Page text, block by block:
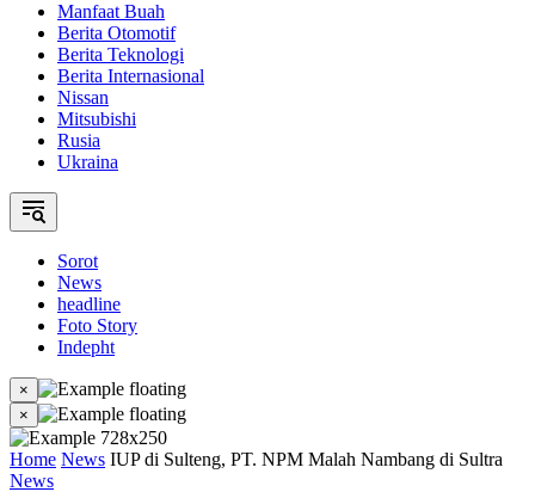
Manfaat Buah
Berita Otomotif
Berita Teknologi
Berita Internasional
Nissan
Mitsubishi
Rusia
Ukraina
Sorot
News
headline
Foto Story
Indepht
×
×
Home News IUP di Sulteng, PT. NPM Malah Nambang di Sultra
News